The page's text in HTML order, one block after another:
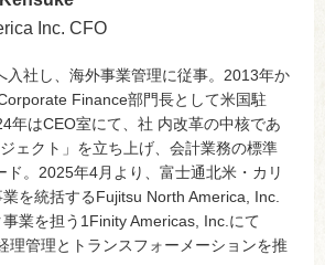
Inc. CFO
入社し、海外事業管理に従事。2013年か
Finance部門長として米国駐
年はCEO室にて、社 内改革の中核であ
ェクト」を立ち上げ、会計業務の標準
ド。2025年4月より、富士通北米・カリ
を統括するFujitsu North America, Inc.
業を担う1Finity Americas, Inc.にて
理管理とトランスフォーメーションを推